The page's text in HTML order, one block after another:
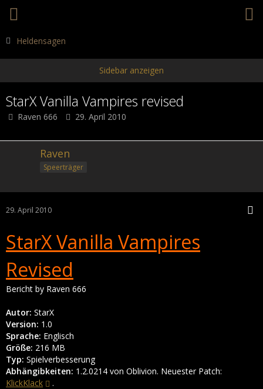
Heldensagen
StarX Vanilla Vampires revised
Raven 666 29. April 2010
Raven
Speerträger
29. April 2010
StarX Vanilla Vampires
Revised
Bericht by Raven 666
Autor: StarX
Version: 1.0
Sprache: Englisch
Größe: 216 MB
Typ: Spielverbesserung
Abhängibkeiten: 1.2.0214 von Oblivion. Neuester Patch:
KlickKlack
.